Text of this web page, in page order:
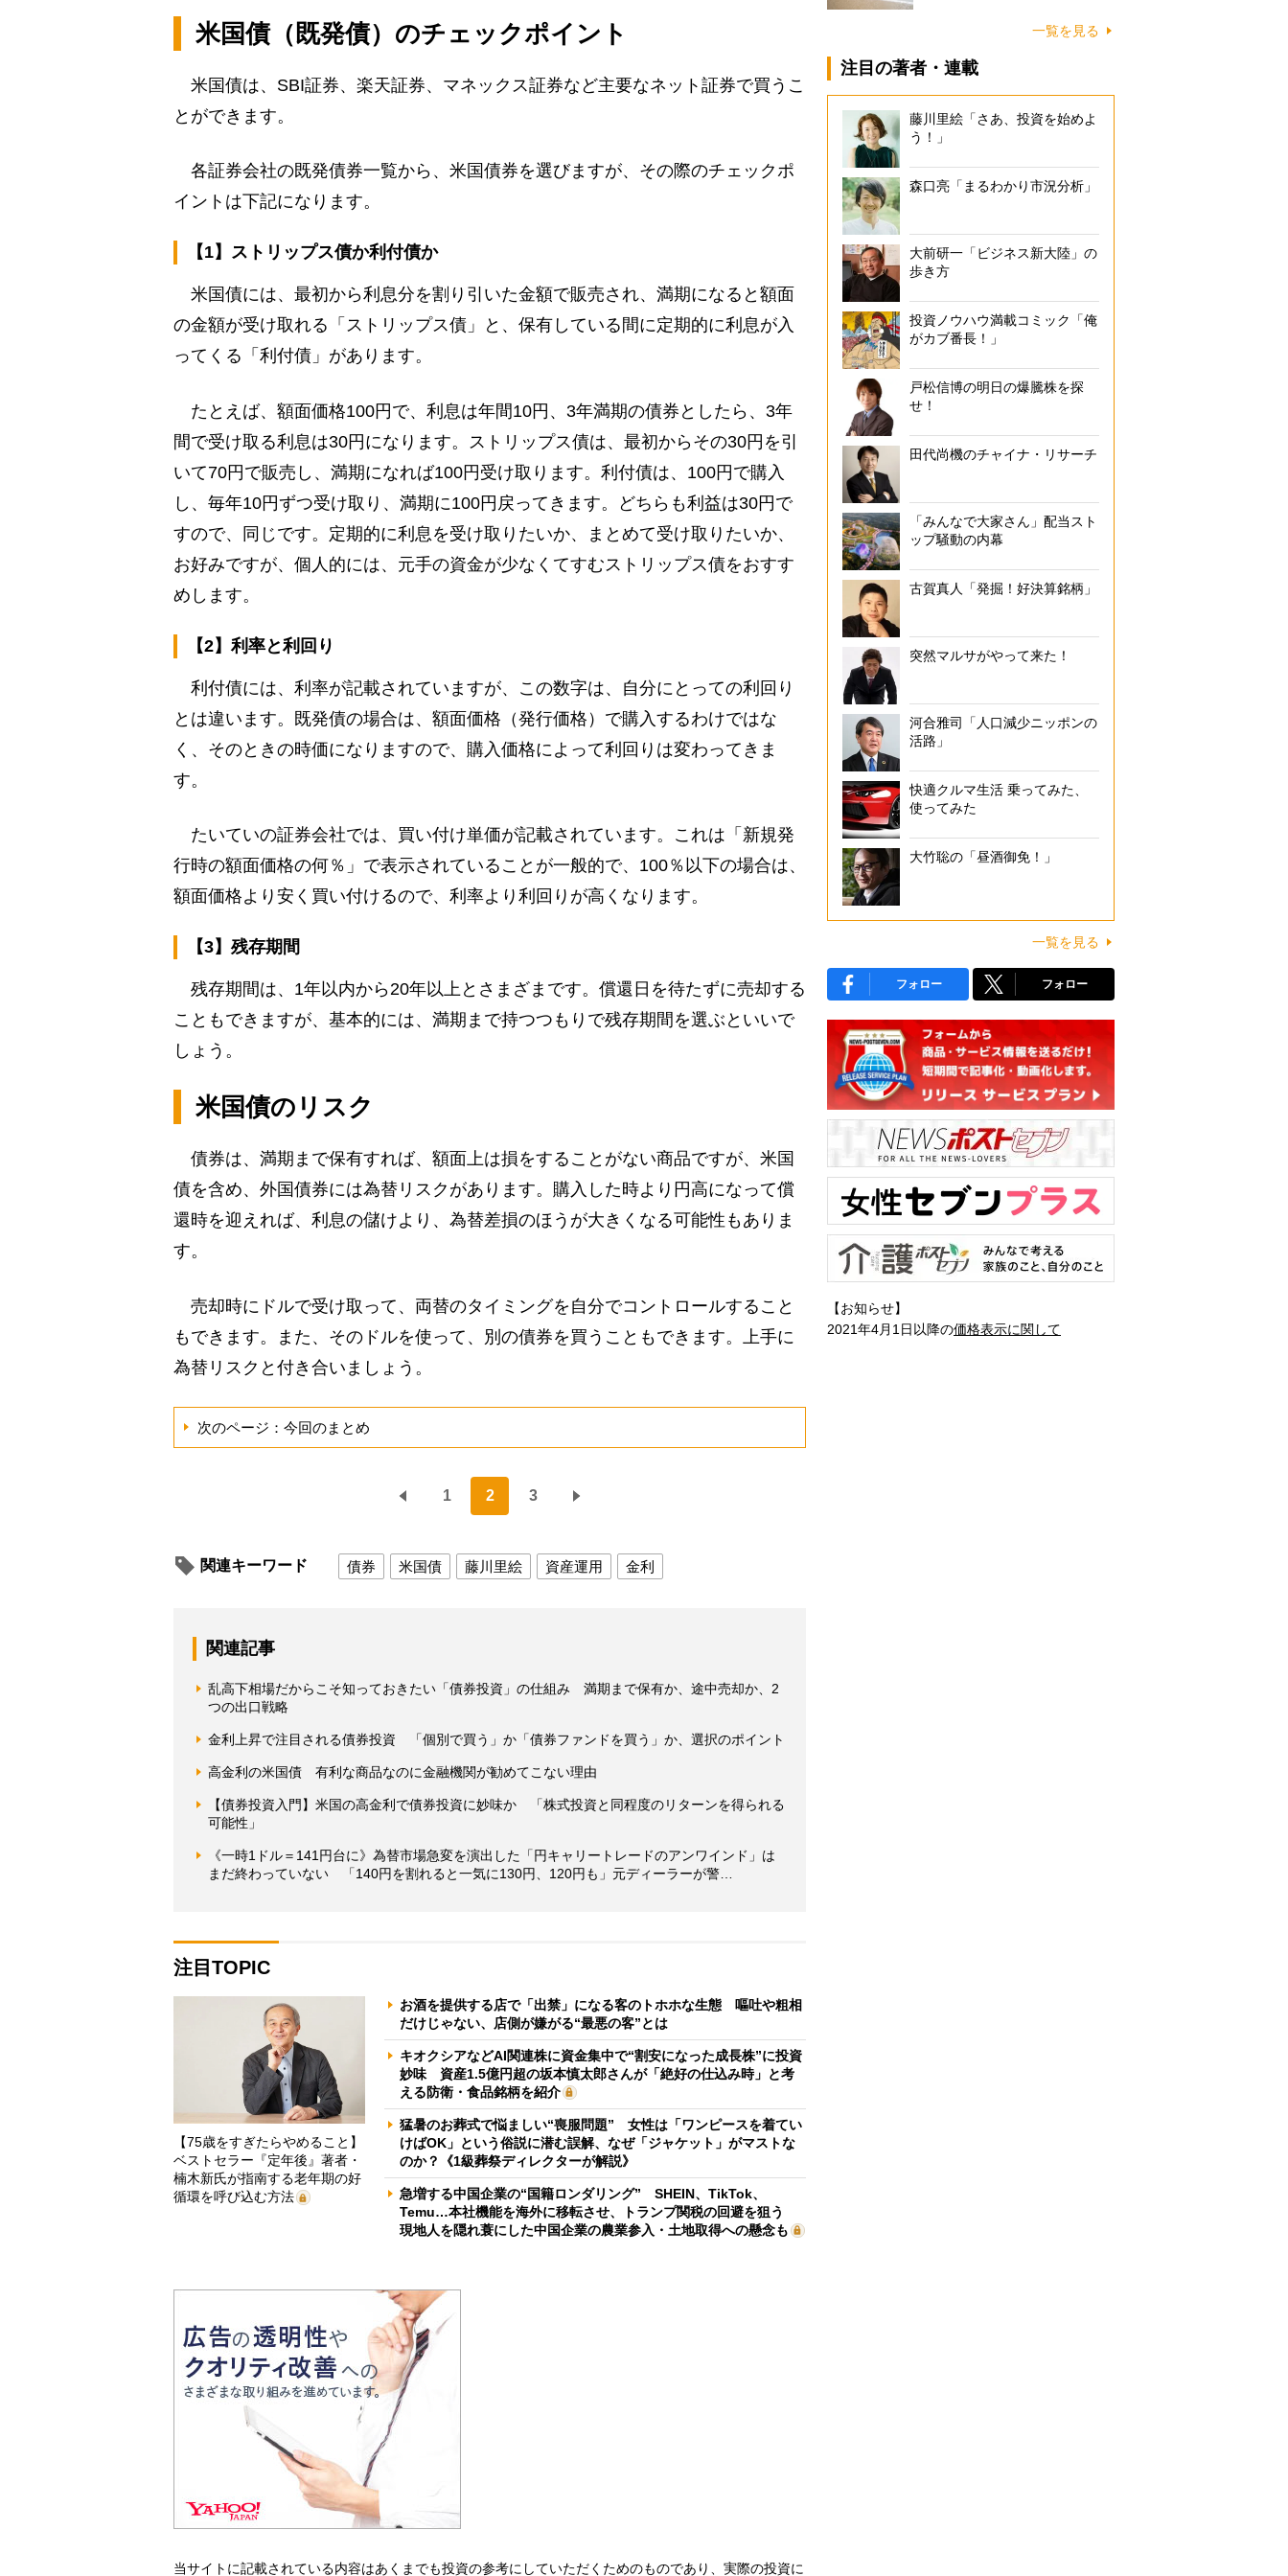
米国債（既発債）のチェックポイント
米国債は、SBI証券、楽天証券、マネックス証券など主要なネット証券で買うこ
とができます。
各証券会社の既発債券一覧から、米国債券を選びますが、その際のチェックポ
イントは下記になります。
【1】ストリップス債か利付債か
米国債には、最初から利息分を割り引いた金額で販売され、満期になると額面
の金額が受け取れる「ストリップス債」と、保有している間に定期的に利息が入
ってくる「利付債」があります。
たとえば、額面価格100円で、利息は年間10円、3年満期の債券としたら、3年
間で受け取る利息は30円になります。ストリップス債は、最初からその30円を引
いて70円で販売し、満期になれば100円受け取ります。利付債は、100円で購入
し、毎年10円ずつ受け取り、満期に100円戻ってきます。どちらも利益は30円で
すので、同じです。定期的に利息を受け取りたいか、まとめて受け取りたいか、
お好みですが、個人的には、元手の資金が少なくてすむストリップス債をおすす
めします。
【2】利率と利回り
利付債には、利率が記載されていますが、この数字は、自分にとっての利回り
とは違います。既発債の場合は、額面価格（発行価格）で購入するわけではな
く、そのときの時価になりますので、購入価格によって利回りは変わってきま
す。
たいていの証券会社では、買い付け単価が記載されています。これは「新規発
行時の額面価格の何％」で表示されていることが一般的で、100％以下の場合は、
額面価格より安く買い付けるので、利率より利回りが高くなります。
【3】残存期間
残存期間は、1年以内から20年以上とさまざまです。償還日を待たずに売却する
こともできますが、基本的には、満期まで持つつもりで残存期間を選ぶといいで
しょう。
米国債のリスク
債券は、満期まで保有すれば、額面上は損をすることがない商品ですが、米国
債を含め、外国債券には為替リスクがあります。購入した時より円高になって償
還時を迎えれば、利息の儲けより、為替差損のほうが大きくなる可能性もありま
す。
売却時にドルで受け取って、両替のタイミングを自分でコントロールすること
もできます。また、そのドルを使って、別の債券を買うこともできます。上手に
為替リスクと付き合いましょう。
次のページ：今回のまとめ
1 2 3
関連キーワード 債券 米国債 藤川里絵 資産運用 金利
関連記事
乱高下相場だからこそ知っておきたい「債券投資」の仕組み 満期まで保有か、途中売却か、2
つの出口戦略
金利上昇で注目される債券投資 「個別で買う」か「債券ファンドを買う」か、選択のポイント
高金利の米国債 有利な商品なのに金融機関が勧めてこない理由
【債券投資入門】米国の高金利で債券投資に妙味か 「株式投資と同程度のリターンを得られる
可能性」
《一時1ドル＝141円台に》為替市場急変を演出した「円キャリートレードのアンワインド」は
まだ終わっていない 「140円を割れると一気に130円、120円も」元ディーラーが警…
注目TOPIC
【75歳をすぎたらやめること】
ベストセラー『定年後』著者・
楠木新氏が指南する老年期の好
循環を呼び込む方法
お酒を提供する店で「出禁」になる客のトホホな生態 嘔吐や粗相
だけじゃない、店側が嫌がる“最悪の客”とは
キオクシアなどAI関連株に資金集中で“割安になった成長株”に投資
妙味 資産1.5億円超の坂本慎太郎さんが「絶好の仕込み時」と考
える防衛・食品銘柄を紹介
猛暑のお葬式で悩ましい“喪服問題” 女性は「ワンピースを着てい
けばOK」という俗説に潜む誤解、なぜ「ジャケット」がマストな
のか？《1級葬祭ディレクターが解説》
急増する中国企業の“国籍ロンダリング” SHEIN、TikTok、
Temu…本社機能を海外に移転させ、トランプ関税の回避を狙う
現地人を隠れ蓑にした中国企業の農業参入・土地取得への懸念も
当サイトに記載されている内容はあくまでも投資の参考にしていただくためのものであり、実際の投資に
一覧を見る
注目の著者・連載
藤川里絵「さあ、投資を始めよ
う！」
森口亮「まるわかり市況分析」
大前研一「ビジネス新大陸」の
歩き方
投資ノウハウ満載コミック「俺
がカブ番長！」
戸松信博の明日の爆騰株を探
せ！
田代尚機のチャイナ・リサーチ
「みんなで大家さん」配当スト
ップ騒動の内幕
古賀真人「発掘！好決算銘柄」
突然マルサがやって来た！
河合雅司「人口減少ニッポンの
活路」
快適クルマ生活 乗ってみた、
使ってみた
大竹聡の「昼酒御免！」
一覧を見る
フォロー フォロー
【お知らせ】
2021年4月1日以降の価格表示に関して